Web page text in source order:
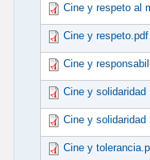
Cine y respeto al
Cine y respeto.pdf
Cine y
Cine y solidaridad
Cine y solidaridad
Cine y